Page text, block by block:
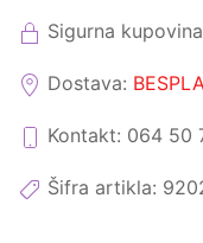
Sigurna
Dostava:
Kontakt: 064 50
Šifra artikla: